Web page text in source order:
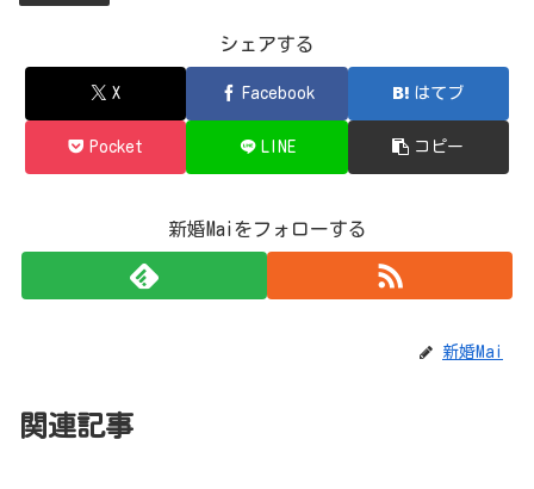
シェアする
X Facebook はてブ
Pocket LINE コピー
新婚Maiをフォローする
新婚Mai
関連記事